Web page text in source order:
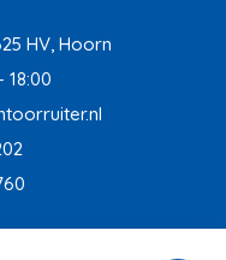
HV, Hoorn
18:00